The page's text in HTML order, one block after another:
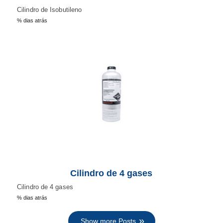
Cilindro de Isobutileno
% dias atrás
Cilindro de 4 gases
Cilindro de 4 gases
% dias atrás
Show more Posts